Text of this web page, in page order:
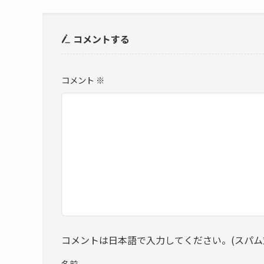
コメントする
コメント ※
コメントは日本語で入力してください。(スパ